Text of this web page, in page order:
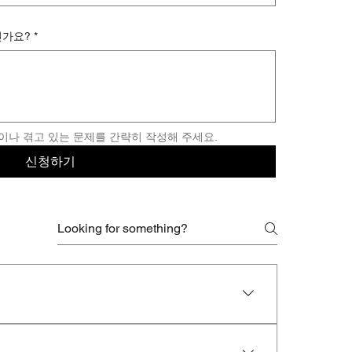
요? *
나 겪고 있는 문제를 간략히 작성해 주세요.
신청하기